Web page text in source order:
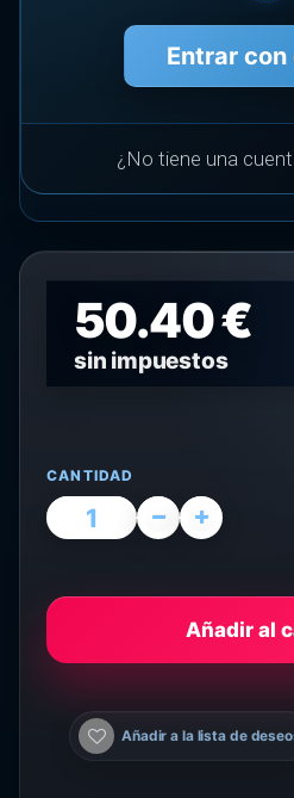
Entrar con
¿No tiene una
50.40 €
sin impuestos
CANTIDAD
Añadir al
Añadir a la lista de